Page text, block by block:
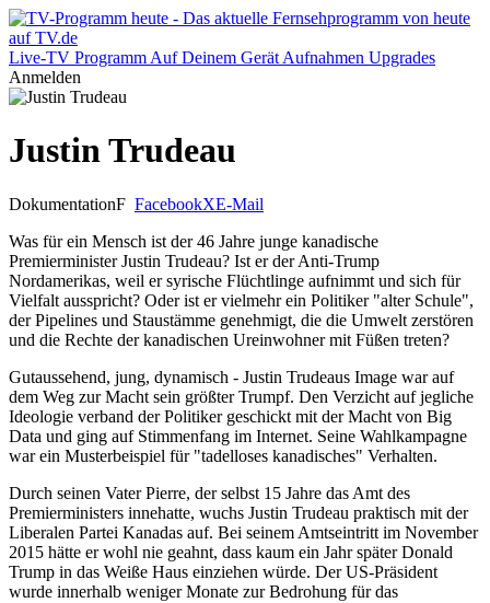
Live-TV Programm Auf Deinem Gerät Aufnahmen Upgrades
Anmelden
Justin Trudeau
DokumentationF FacebookXE-Mail
Was für ein Mensch ist der 46 Jahre junge kanadische
Premierminister Justin Trudeau? Ist er der Anti-Trump
Nordamerikas, weil er syrische Flüchtlinge aufnimmt und sich für
Vielfalt ausspricht? Oder ist er vielmehr ein Politiker "alter Schule",
der Pipelines und Staustämme genehmigt, die die Umwelt zerstören
und die Rechte der kanadischen Ureinwohner mit Füßen treten?
Gutaussehend, jung, dynamisch - Justin Trudeaus Image war auf
dem Weg zur Macht sein größter Trumpf. Den Verzicht auf jegliche
Ideologie verband der Politiker geschickt mit der Macht von Big
Data und ging auf Stimmenfang im Internet. Seine Wahlkampagne
war ein Musterbeispiel für "tadelloses kanadisches" Verhalten.
Durch seinen Vater Pierre, der selbst 15 Jahre das Amt des
Premierministers innehatte, wuchs Justin Trudeau praktisch mit der
Liberalen Partei Kanadas auf. Bei seinem Amtseintritt im November
2015 hätte er wohl nie geahnt, dass kaum ein Jahr später Donald
Trump in das Weiße Haus einziehen würde. Der US-Präsident
wurde innerhalb weniger Monate zur Bedrohung für das